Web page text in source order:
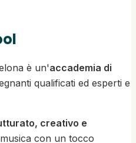
è un'accademia di
qualificati ed esperti e
creativo e
con un tocco